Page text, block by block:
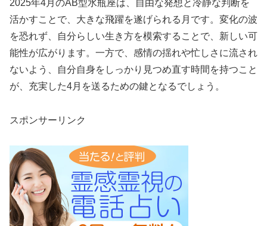
2025年4月のAB型水瓶座は、自由な発想と冷静な判断を
活かすことで、大きな飛躍を遂げられる月です。変化の波
を恐れず、自分らしい生き方を模索することで、新しい可
能性が広がります。一方で、感情の揺れや忙しさに流され
ないよう、自分自身をしっかり見つめ直す時間を持つこと
が、充実した4月を送るための鍵となるでしょう。
スポンサーリンク